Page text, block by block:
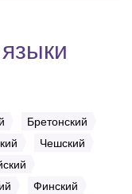
Бретонский
Чешский
Финский